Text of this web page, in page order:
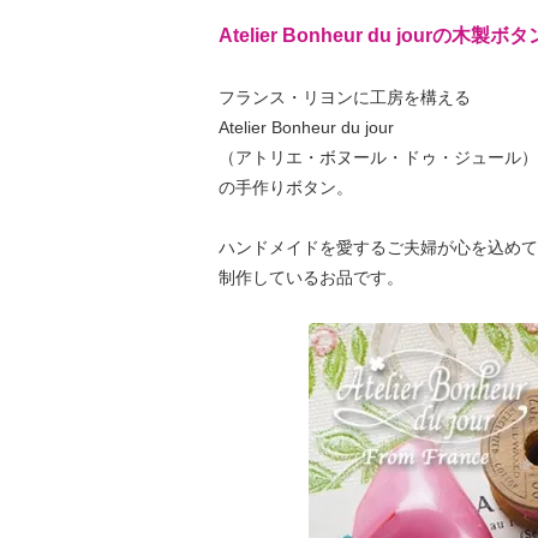
Atelier Bonheur du jourの木製ボタ
フランス・リヨンに工房を構える
Atelier Bonheur du jour
（アトリエ・ボヌール・ドゥ・ジュール）
の手作りボタン。
ハンドメイドを愛するご夫婦が心を込めて
制作しているお品です。